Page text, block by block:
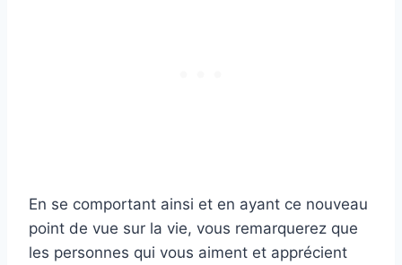
En se comportant ainsi et en ayant ce nouveau
point de vue sur la vie, vous remarquerez que
les personnes qui vous aiment et apprécient